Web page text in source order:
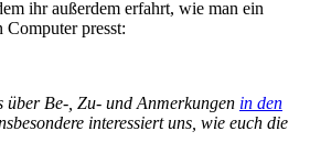
ihr außerdem erfahrt, wie man ein
Computer presst:
über Be-, Zu- und Anmerkungen in den
interessiert uns, wie euch die